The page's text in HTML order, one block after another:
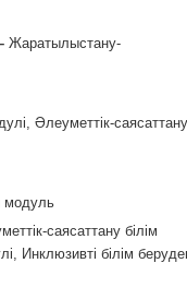
Жаратылыстану-
Әлеуметтік-саясаттану
модуль
саясаттану білім
Инклюзивті білім